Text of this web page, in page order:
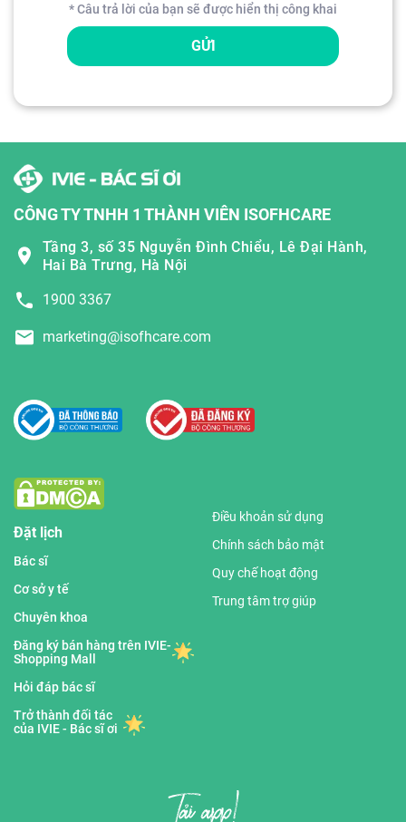
* Câu trả lời của bạn sẽ được hiển thị công khai
GỬI
CÔNG TY TNHH 1 THÀNH VIÊN ISOFHCARE
Tầng 3, số 35 Nguyễn Đình Chiểu, Lê Đại Hành,
Hai Bà Trưng, Hà Nội
1900 3367
marketing@isofhcare.com
Đặt lịch
Bác sĩ
Cơ sở y tế
Chuyên khoa
Đăng ký bán hàng trên IVIE-
Shopping Mall
Hỏi đáp bác sĩ
Trở thành đối tác
của IVIE - Bác sĩ ơi
Điều khoản sử dụng
Chính sách bảo mật
Quy chế hoạt động
Trung tâm trợ giúp